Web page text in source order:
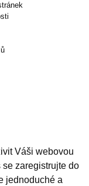
Váši webovou
zaregistrujte do
jednoduché a